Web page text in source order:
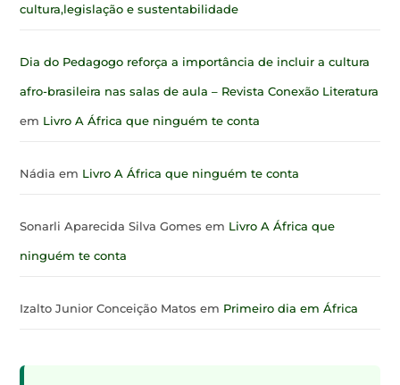
cultura,legislação e sustentabilidade
Dia do Pedagogo reforça a importância de incluir a cultura
afro-brasileira nas salas de aula – Revista Conexão Literatura
em Livro A África que ninguém te conta
Nádia em Livro A África que ninguém te conta
Sonarli Aparecida Silva Gomes em Livro A África que
ninguém te conta
Izalto Junior Conceição Matos em Primeiro dia em África